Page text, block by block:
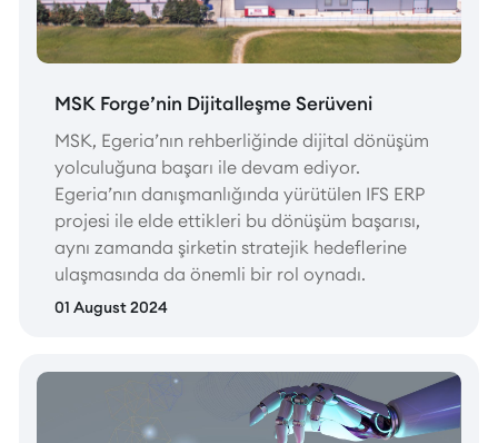
MSK Forge’nin Dijitalleşme Serüveni
MSK, Egeria’nın rehberliğinde dijital dönüşüm
yolculuğuna başarı ile devam ediyor.
Egeria’nın danışmanlığında yürütülen IFS ERP
projesi ile elde ettikleri bu dönüşüm başarısı,
aynı zamanda şirketin stratejik hedeflerine
ulaşmasında da önemli bir rol oynadı.
01 August 2024